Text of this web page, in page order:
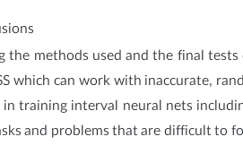
the methods used and the final
which can work with inaccurate,
in training interval neural nets
and problems that are difficult to